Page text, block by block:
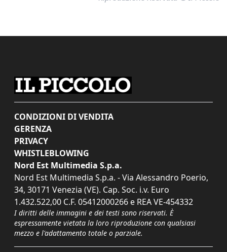
CONDIZIONI DI VENDITA
GERENZA
PRIVACY
WHISTLEBLOWING
Nord Est Multimedia S.p.a.
Nord Est Multimedia S.p.a. - Via Alessandro Poerio,
34, 30171 Venezia (VE). Cap. Soc. i.v. Euro
1.432.522,00 C.F. 05412000266 e REA VE-454332
I diritti delle immagini e dei testi sono riservati. È
espressamente vietata la loro riproduzione con qualsiasi
mezzo e l'adattamento totale o parziale.